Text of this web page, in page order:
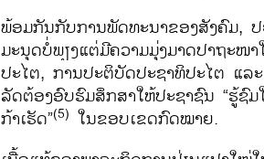
ພ້ອມ​ກັນ​ກັບ​ການ​ພັດທະນາ​ຂອງ​ສັງຄົມ,
ມະນຸດ​ບໍ່​ພຽງ​ແຕ່​ມີ​ຄວາມມຸ່ງ​ມາດ​ປາຖະໜ
ປະ​ໄຕ, ການປະຕິບັດ​ປະຊາທິປະ​ໄຕ ​ແລ
ລັດ​ຕ້ອງ​ອົບຮົມ​ສຶກສາ​ໃຫ້​ປະຊາຊົນ “ຮູ້​ຊົ
ກ້າ​ເຮັດ”(5) ​ໃນ​ຂອບ​ເຂດ​ກົດໝາຍ.